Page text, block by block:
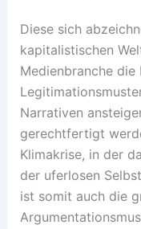
Diese sich
kapitalistischen
Medienbranche die
Narrativen
gerechtfertigt
Klimakrise, in der
der uferlosen
ist somit auch die